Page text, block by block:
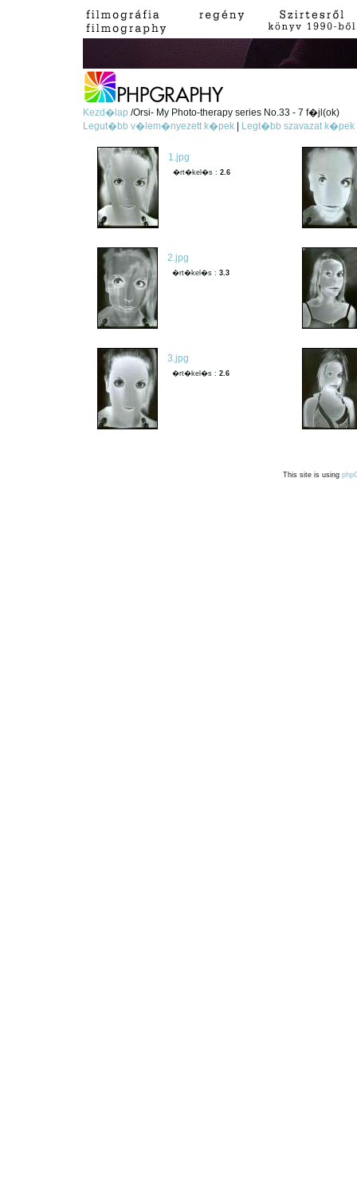
Kezd�lap/Orsi- My Photo-therapy series No.33 - 7 f�jl(ok)
Legut�bb v�lem�nyezett k�pek
Legt�bb szavazat k�pek
1.jpg
�rt�kel�s :2.6
2.jpg
�rt�kel�s :3.3
3.jpg
�rt�kel�s :2.6
This site is using